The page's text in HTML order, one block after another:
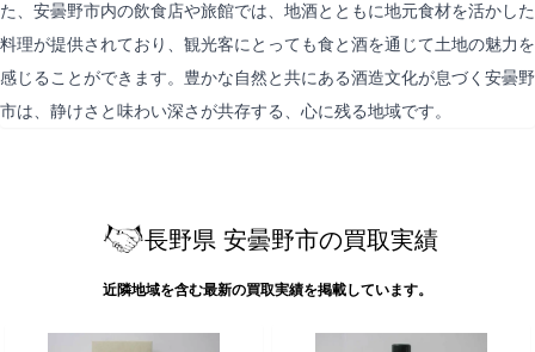
た、安曇野市内の飲食店や旅館では、地酒とともに地元食材を活かした
料理が提供されており、観光客にとっても食と酒を通じて土地の魅力を
感じることができます。豊かな自然と共にある酒造文化が息づく安曇野
市は、静けさと味わい深さが共存する、心に残る地域です。
長野県 安曇野市の買取実績
近隣地域を含む最新の買取実績を掲載しています。